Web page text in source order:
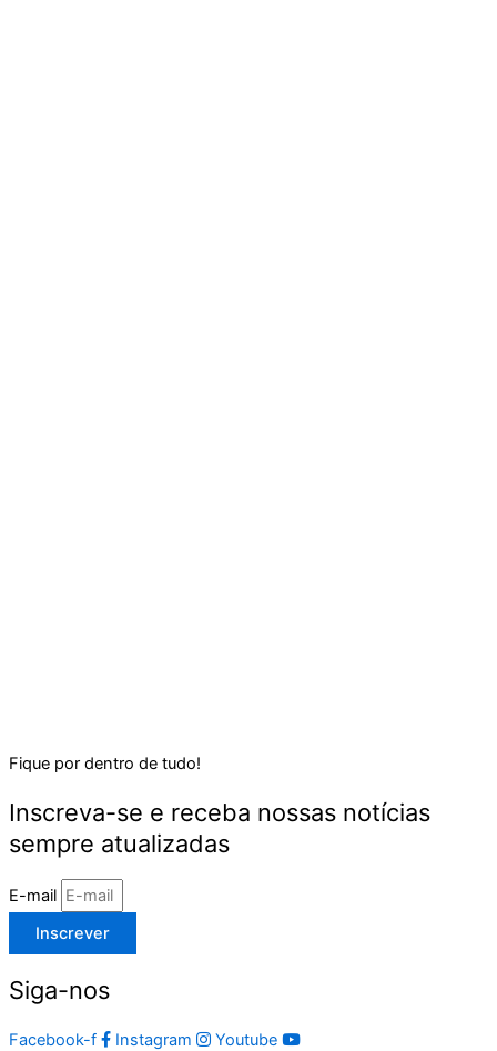
Fique por dentro de tudo!
Inscreva-se e receba nossas notícias
sempre atualizadas
E-mail
Inscrever
Siga-nos
Facebook-f Instagram Youtube